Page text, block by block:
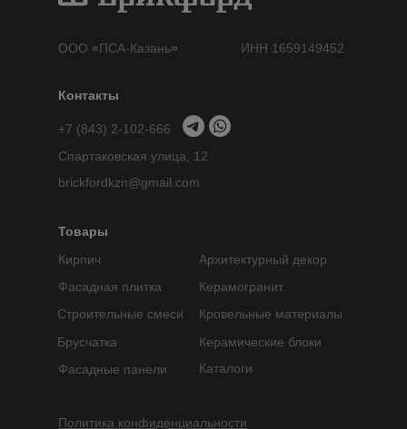
ИНН 1659149452
Политика конфиденциальности
Фасадная плитка
Кирпич Архитектурный декор
Фасадные панели
Керамогранит
Строительные смеси
Каталоги
Товары
Контакты
Брусчатка
+7 (843) 2-102-666
ООО «ПСА-Казань»
Кровельные материалы
Керамические блоки
brickfordkzn@gmail.com
Спартаковская улица, 12